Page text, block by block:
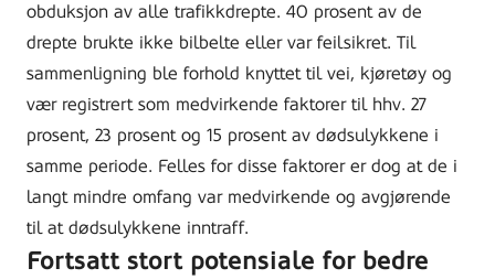
obduksjon av alle trafikkdrepte. 40 prosent av de
drepte brukte ikke bilbelte eller var feilsikret. Til
sammenligning ble forhold knyttet til vei, kjøretøy og
vær registrert som medvirkende faktorer til hhv. 27
prosent, 23 prosent og 15 prosent av dødsulykkene i
samme periode. Felles for disse faktorer er dog at de i
langt mindre omfang var medvirkende og avgjørende
til at dødsulykkene inntraff.
Fortsatt stort potensiale for bedre